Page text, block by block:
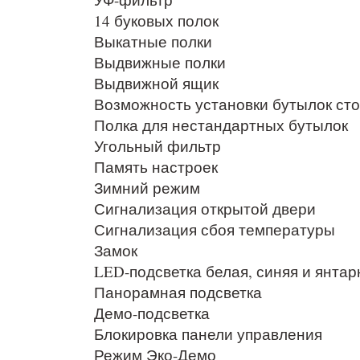
14 буковых полок
Выкатные полки
Выдвижные полки
Выдвижной ящик
Возможность установки бутылок
Полка для нестандартных бутылок
Угольный фильтр
Память настроек
Зимний режим
Сигнализация открытой двери
Сигнализация сбоя температуры
Замок
LED-подсветка белая, синяя и
Панорамная подсветка
Демо-подсветка
Блокировка панели управления
Режим Эко-Демо